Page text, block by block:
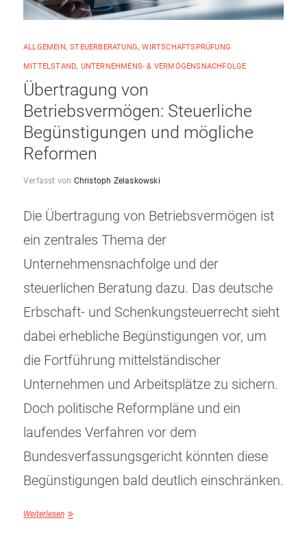
ALLGEMEIN,STEUERBERATUNG,WIRTSCHAFTSPRÜFUNG
MITTELSTAND, UNTERNEHMENS- & VERMÖGENSNACHFOLGE
Übertragung von
Betriebsvermögen: Steuerliche
Begünstigungen und mögliche
Reformen
Verfasst von Christoph Zelaskowski
Die Übertragung von Betriebsvermögen ist
ein zentrales Thema der
Unternehmensnachfolge und der
steuerlichen Beratung dazu. Das deutsche
Erbschaft- und Schenkungsteuerrecht sieht
dabei erhebliche Begünstigungen vor, um
die Fortführung mittelständischer
Unternehmen und Arbeitsplätze zu sichern.
Doch politische Reformpläne und ein
laufendes Verfahren vor dem
Bundesverfassungsgericht könnten diese
Begünstigungen bald deutlich einschränken.
Weiterlesen